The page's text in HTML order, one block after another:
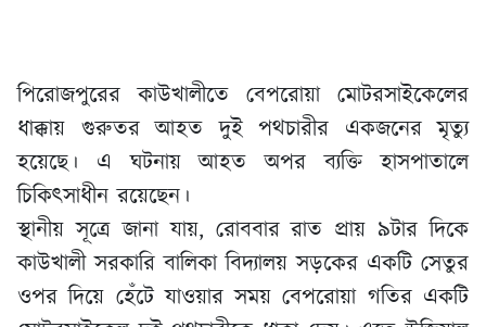
পিরোজপুরের কাউখালীতে বেপরোয়া মোটরসাইকেলের
ধাক্কায় গুরুতর আহত দুই পথচারীর একজনের মৃত্যু
হয়েছে। এ ঘটনায় আহত অপর ব্যক্তি হাসপাতালে
চিকিৎসাধীন রয়েছেন।
স্থানীয় সূত্রে জানা যায়, রোববার রাত প্রায় ৯টার দিকে
কাউখালী সরকারি বালিকা বিদ্যালয় সড়কের একটি সেতুর
ওপর দিয়ে হেঁটে যাওয়ার সময় বেপরোয়া গতির একটি